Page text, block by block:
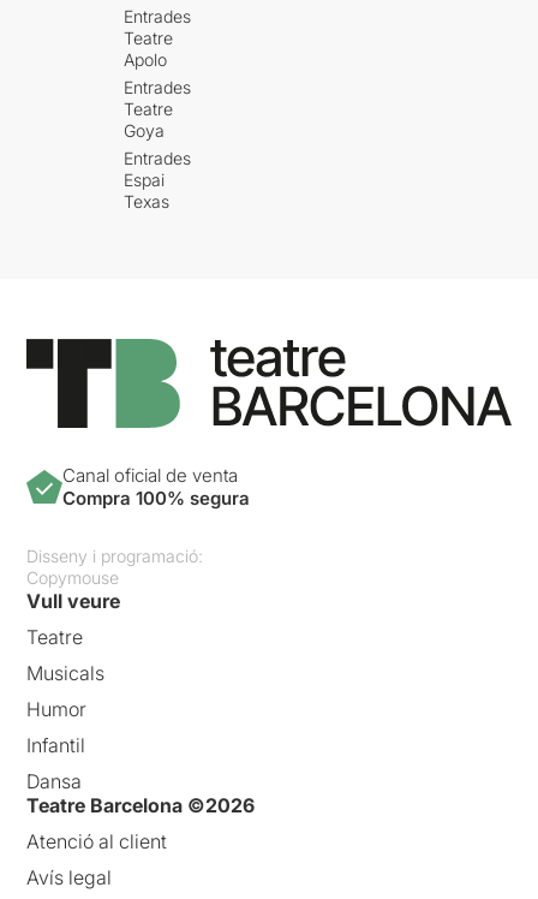
Entrades
Teatre
Apolo
Entrades
Teatre
Goya
Entrades
Espai
Texas
Canal oficial de venta
Compra 100% segura
Disseny i programació:
Copymouse
Vull veure
Teatre
Musicals
Humor
Infantil
Dansa
Teatre Barcelona ©2026
Atenció al client
Avís legal